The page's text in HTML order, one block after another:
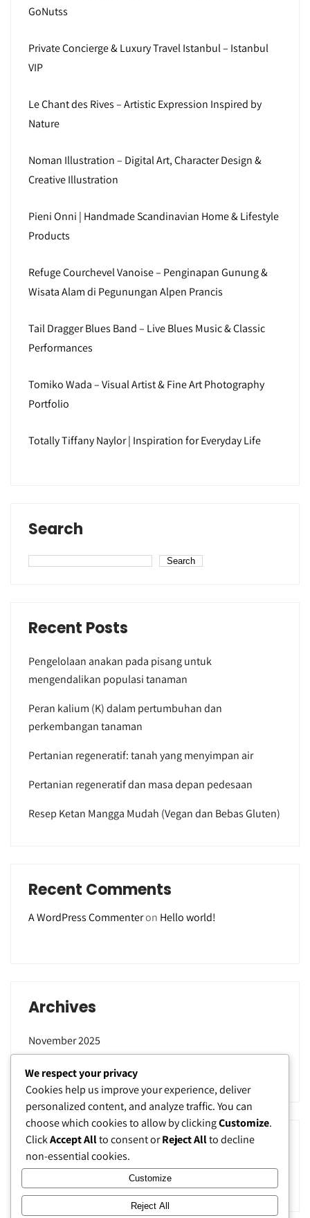
GoNutss
Private Concierge & Luxury Travel Istanbul – Istanbul
VIP
Le Chant des Rives – Artistic Expression Inspired by
Nature
Noman Illustration – Digital Art, Character Design &
Creative Illustration
Pieni Onni | Handmade Scandinavian Home & Lifestyle
Products
Refuge Courchevel Vanoise – Penginapan Gunung &
Wisata Alam di Pegunungan Alpen Prancis
Tail Dragger Blues Band – Live Blues Music & Classic
Performances
Tomiko Wada – Visual Artist & Fine Art Photography
Portfolio
Totally Tiffany Naylor | Inspiration for Everyday Life
Search
Search
Recent Posts
Pengelolaan anakan pada pisang untuk
mengendalikan populasi tanaman
Peran kalium (K) dalam pertumbuhan dan
perkembangan tanaman
Pertanian regeneratif: tanah yang menyimpan air
Pertanian regeneratif dan masa depan pedesaan
Resep Ketan Mangga Mudah (Vegan dan Bebas Gluten)
Recent Comments
A WordPress Commenteron Hello world!
Archives
November 2025
September 2025
Categories
We respect your privacy
Cookies help us improve your experience, deliver
personalized content, and analyze traffic. You can
choose which cookies to allow by clickingCustomize.
ClickAccept Allto consent orReject Allto decline
non-essential cookies.
Customize
Reject All